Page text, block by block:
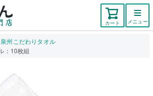
カート メニュー
泉州こだわりタオル
：10枚組